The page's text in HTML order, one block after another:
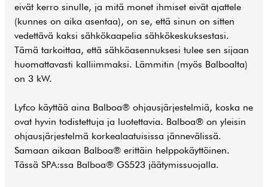
eivät kerro sinulle, ja mitä monet ihmiset eivät ajattele
(kunnes on aika asentaa), on se, että sinun on sitten
vedettävä kaksi sähkökaapelia sähkökeskuksestasi.
Tämä tarkoittaa, että sähköasennuksesi tulee sen sijaan
huomattavasti kalliimmaksi. Lämmitin (myös Balboalta)
on 3 kW.
Lyfco käyttää aina Balboa® ohjausjärjestelmiä, koska ne
ovat hyvin todistettuja ja luotettavia. Balboa® on yleisin
ohjausjärjestelmä korkealaatuisissa jännevälissä.
Samaan aikaan Balboa® erittäin helppokäyttöinen.
Tässä SPA:ssa Balboa® GS523 jäätymissuojalla.